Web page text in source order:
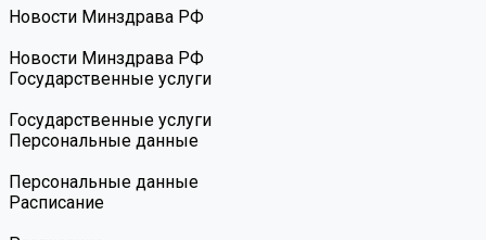
Новости Минздрава РФ
Новости Минздрава РФ
Государственные услуги
Государственные услуги
Персональные данные
Персональные данные
Расписание